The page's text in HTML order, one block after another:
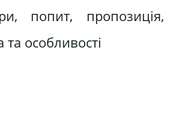
попит, пропозиція,
та особливості